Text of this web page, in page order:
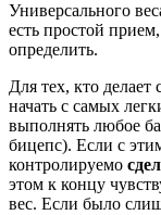
Универсального
есть простой
определить.
Для тех, кто
начать с самых
выполнять любое
бицепс). Если с
контролируемо
этом к концу
вес. Если было